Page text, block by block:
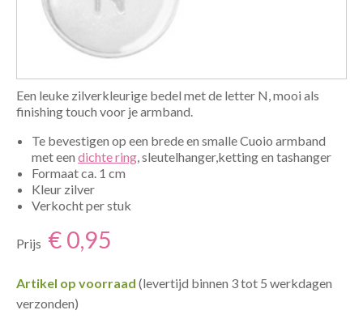
Een leuke zilverkleurige bedel met de letter N, mooi als
finishing touch voor je armband.
Te bevestigen op een brede en smalle Cuoio armband
met eendichte ring , sleutelhanger,ketting en tashanger
Formaat ca. 1 cm
Kleur zilver
Verkocht per stuk
Prijs € 0,95
Artikel op voorraad (levertijd binnen 3 tot 5 werkdagen
verzonden)